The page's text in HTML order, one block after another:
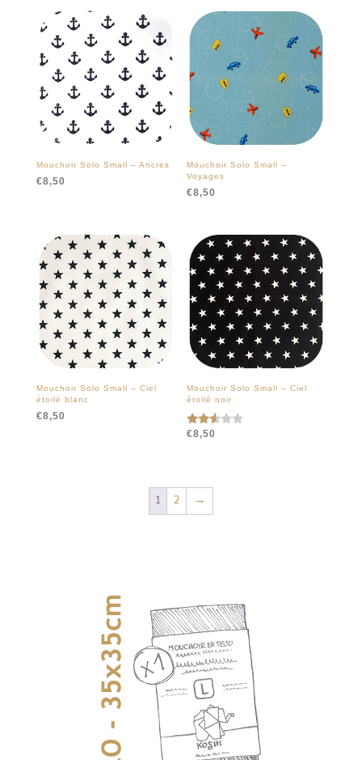
Mouchoir Solo Small – Ancres
€8,50
Mouchoir Solo Small –
Voyages
€8,50
Mouchoir Solo Small – Ciel
étoilé blanc
€8,50
Mouchoir Solo Small – Ciel
étoilé noir
Note
€8,50
1 2 →